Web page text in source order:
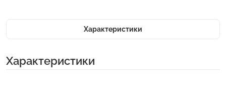
Характеристики
Характеристики